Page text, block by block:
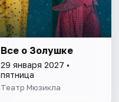
Все о Золушке
29 января 2027 •
пятница
Театр Мюзикла